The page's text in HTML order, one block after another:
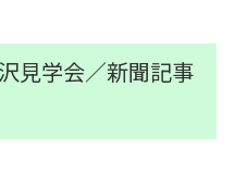
見学会／新聞記事